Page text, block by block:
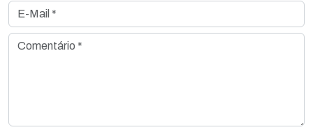
E-Mail *
Comentário *